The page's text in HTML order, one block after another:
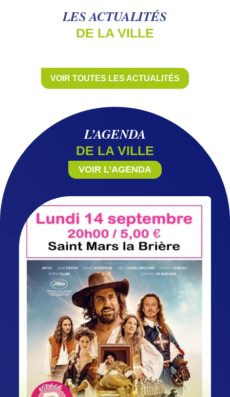
LES ACTUALITÉS
DE LA VILLE
VOIR TOUTES LES ACTUALITÉS
L’AGENDA
DE LA VILLE
VOIR L’AGENDA